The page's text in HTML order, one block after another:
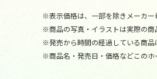
※表示価格は、一部を除きメーカー
※商品の写真・イラストは実際の商
※発売から時間の経過している商品
※商品名・発売日・価格などこのホ